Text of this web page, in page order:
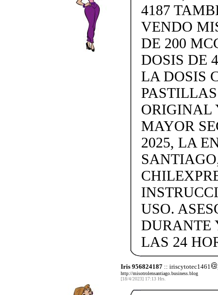
4187
VENDO
DE 200
DOSIS DE
LA DOSIS
ORIGINAL
MAYOR
2025, LA
USO.
DURANTE
LAS 24
Iris 956824187:: iriscytotec1461
http://misotrolensantiago.business.blog
[18/4/2023] 17:13 Hrs.